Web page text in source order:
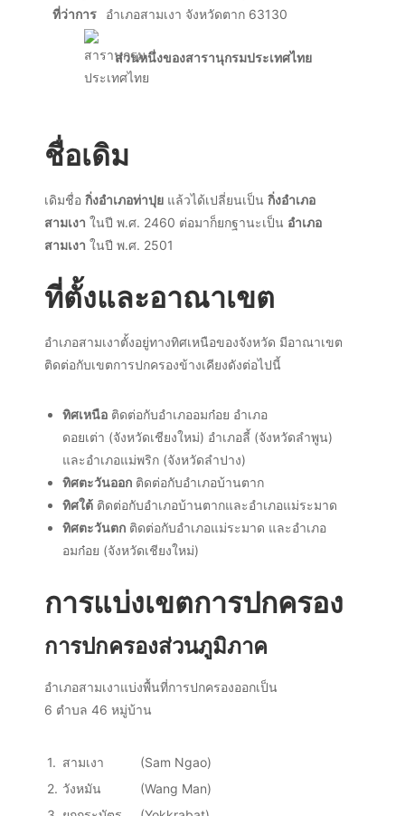
ที่ว่าการ
อำเภอสามเงา จังหวัดตาก 63130
ส่วนหนึ่งของสารานุกรมประเทศไทย
ชื่อเดิม
เดิมชื่อ กิ่งอำเภอท่าปุย แล้วได้เปลี่ยนเป็น กิ่งอำเภอ
สามเงา ในปี พ.ศ. 2460 ต่อมาก็ยกฐานะเป็น อำเภอ
สามเงา ในปี พ.ศ. 2501
ที่ตั้งและอาณาเขต
อำเภอสามเงาตั้งอยู่ทางทิศเหนือของจังหวัด มีอาณาเขต
ติดต่อกับเขตการปกครองข้างเคียงดังต่อไปนี้
ทิศเหนือ ติดต่อกับอำเภออมก๋อย อำเภอ
ดอยเต่า (จังหวัดเชียงใหม่) อำเภอลี้ (จังหวัดลำพูน)
และอำเภอแม่พริก (จังหวัดลำปาง)
ทิศตะวันออก ติดต่อกับอำเภอบ้านตาก
ทิศใต้ ติดต่อกับอำเภอบ้านตากและอำเภอแม่ระมาด
ทิศตะวันตก ติดต่อกับอำเภอแม่ระมาด และอำเภอ
อมก๋อย (จังหวัดเชียงใหม่)
การแบ่งเขตการปกครอง
การปกครองส่วนภูมิภาค
อำเภอสามเงาแบ่งพื้นที่การปกครองออกเป็น
6 ตำบล 46 หมู่บ้าน
1. สามเงา
(Sam Ngao)
2. วังหมัน
(Wang Man)